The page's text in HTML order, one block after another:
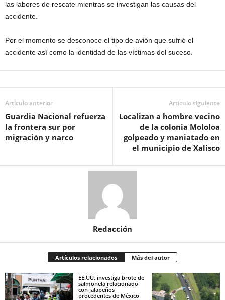
las labores de rescate mientras se investigan las causas del
accidente.
Por el momento se desconoce el tipo de avión que sufrió el
accidente así como la identidad de las víctimas del suceso.
Artículo anterior
Guardia Nacional refuerza
la frontera sur por
migración y narco
Artículo siguiente
Localizan a hombre vecino
de la colonia Mololoa
golpeado y maniatado en
el municipio de Xalisco
Redacción
Artículos relacionados Más del autor
EE.UU. investiga brote de
salmonela relacionado
con jalapeños
procedentes de México